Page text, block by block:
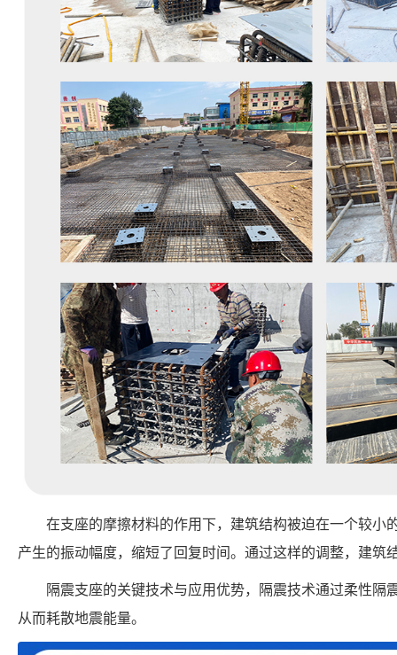
在支座的摩擦材料的作用下，建筑结构被迫在一个较小
产生的振动幅度，缩短了回复时间。通过这样的调整，建筑
隔震支座的关键技术与应用优势，隔震技术通过柔性隔
从而耗散地震能量。